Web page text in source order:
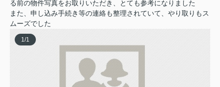
る前の物件写真をお取りいただき、とても参考になりました
また、申し込み手続き等の連絡も整理されていて、やり取りもス
ムーズでした
1/1